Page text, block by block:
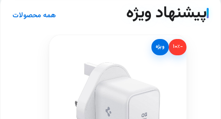
پیشنهاد ویژه همه محصولات
−۱۰٪ ویژه